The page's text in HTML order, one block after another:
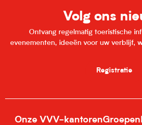
Volg ons
Ontvang regelmatig toeristische
evenementen, ideeën voor uw verblijf,
Registratie
Onze VVV-kantorenGroepen